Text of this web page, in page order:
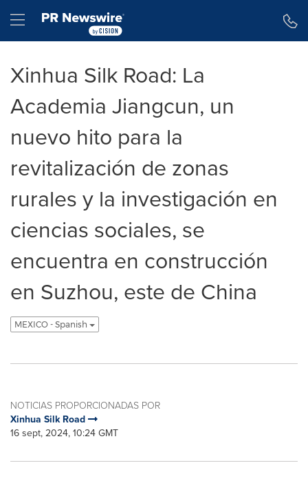
Hamburger menu
Xinhua Silk Road: La
Academia Jiangcun, un
nuevo hito para la
revitalización de zonas
rurales y la investigación en
ciencias sociales, se
encuentra en construcción
en Suzhou, este de China
MEXICO - Spanish
NOTICIAS PROPORCIONADAS POR
Xinhua Silk Road
16 sept, 2024, 10:24 GMT